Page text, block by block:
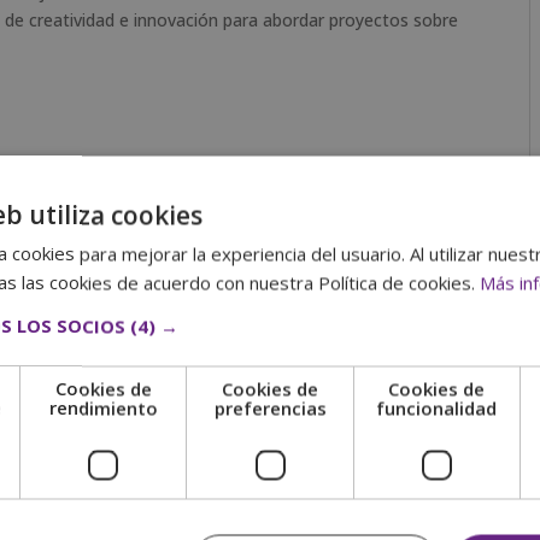
v
e
creatividad e innovación para abordar proyectos sobre
a tu correo electrónico las claves de acceso a nuestro
de estudio.
pruebas de evaluación, el alumno recibirá un diploma que
, de INSTITUTO EUROPEO DE PERIODISMO Y
utiliza cookies
cookies para mejorar la experiencia del usuario. Al utilizar
las cookies de acuerdo con nuestra Política de cookies. Más
LOS SOCIOS (4) →
Cookies de
rendimiento
Cookies de
preferencias
Cookies de
funcionalidad